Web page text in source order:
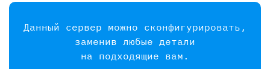
Данный сервер можно сконфигурировать,
заменив любые детали
на подходящие вам.